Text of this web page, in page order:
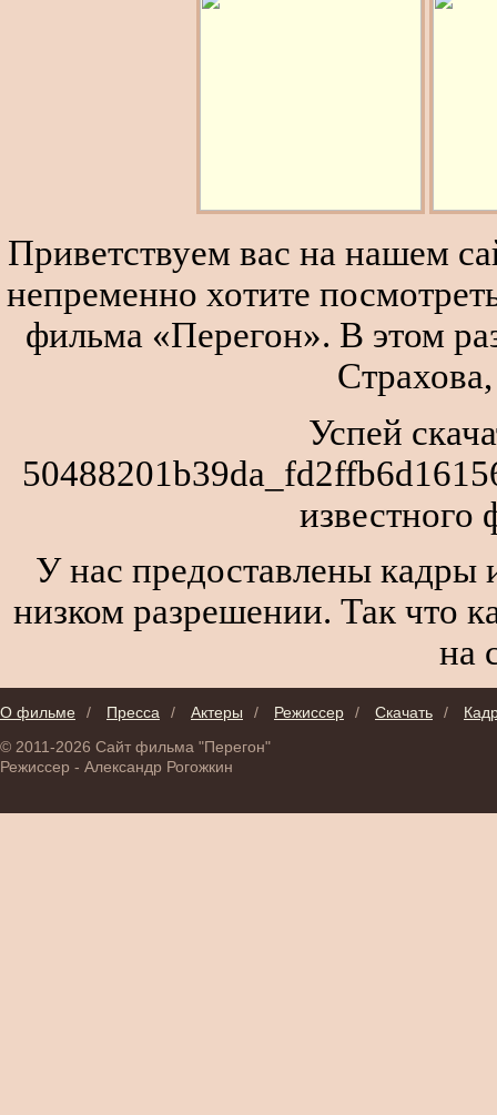
Приветствуем вас на нашем
непременно хотите
фильма «Перегон». В этом
Успей
известного
У нас предоставлены кадры
низком разрешении. Так что
на
О фильме / Пресса / Актеры / Режиссер / Скачать /
© 2011-2026 Сайт фильма "Перегон"
Режиссер - Александр Рогожкин